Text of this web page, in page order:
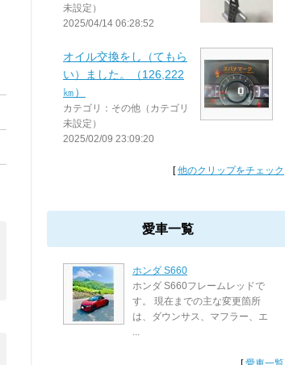
未設定）
2025/04/14 06:28:52
オイル交換をし（てもら
い）ました。（126,222
㎞）
カテゴリ：その他（カテゴリ
未設定）
2025/02/09 23:09:20
[他のクリップをチェック
愛車一覧
ホンダ S660
ホンダ S660フレームレッドで
す。 現在までの主な変更箇所
は、ダウンサス、マフラー、エ
...